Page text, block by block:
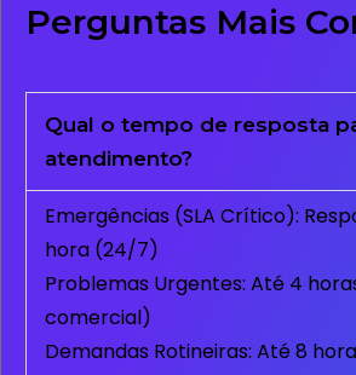
Perguntas Mais
Qual o tempo de resposta
atendimento?
Emergências (SLA Crítico):
hora (24/7)
Problemas Urgentes: Até 4
comercial)
Demandas Rotineiras: Até 8